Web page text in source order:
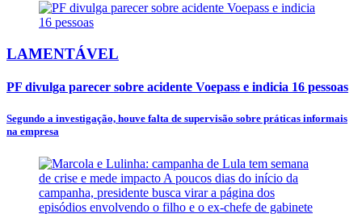
LAMENTÁVEL
PF divulga parecer sobre acidente Voepass e indicia 16 pessoas
Segundo a investigação, houve falta de supervisão sobre práticas informais
na empresa